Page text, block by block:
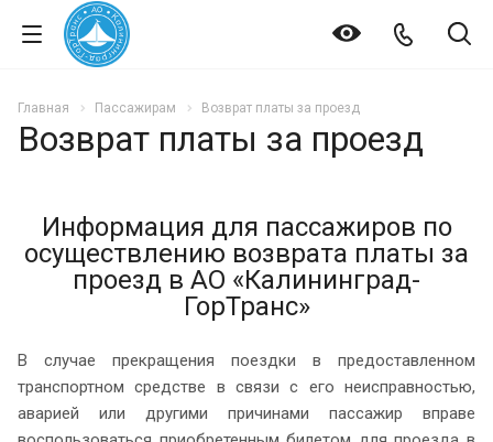
Главная Пассажирам Возврат платы за проезд
Возврат платы за проезд
Информация для пассажиров по
осуществлению возврата платы за
проезд в АО «Калининград-
ГорТранс»
В случае прекращения поездки в предоставленном
транспортном средстве в связи с его неисправностью,
аварией или другими причинами пассажир вправе